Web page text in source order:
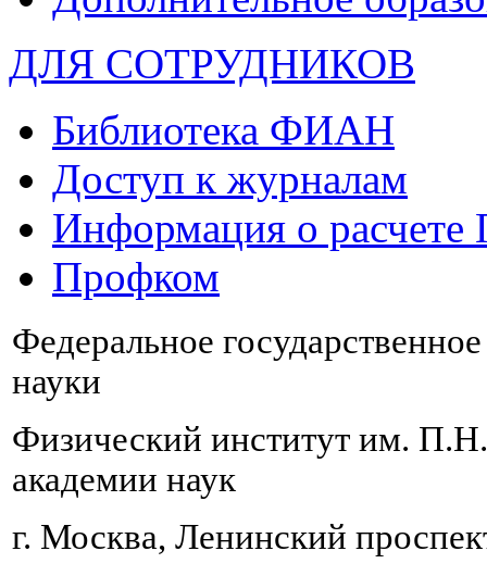
ДЛЯ СОТРУДНИКОВ
Библиотека ФИАН
Доступ к журналам
Информация о
Профком
Федеральное
науки
Физический институт им.
академии наук
г. Москва, Ленинский